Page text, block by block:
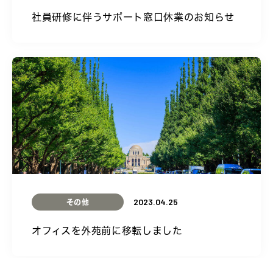
社員研修に伴うサポート窓口休業のお知らせ
その他 2023.04.25
オフィスを外苑前に移転しました